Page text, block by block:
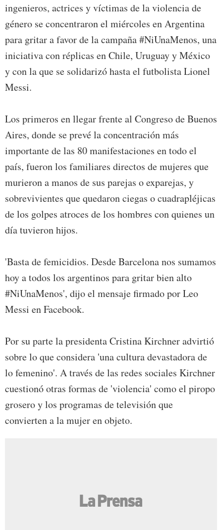
ingenieros, actrices y víctimas de la violencia de
género se concentraron el miércoles en Argentina
para gritar a favor de la campaña #NiUnaMenos, una
iniciativa con réplicas en Chile, Uruguay y México
y con la que se solidarizó hasta el futbolista Lionel
Messi.
Los primeros en llegar frente al Congreso de Buenos
Aires, donde se prevé la concentración más
importante de las 80 manifestaciones en todo el
país, fueron los familiares directos de mujeres que
murieron a manos de sus parejas o exparejas, y
sobrevivientes que quedaron ciegas o cuadrapléjicas
de los golpes atroces de los hombres con quienes un
día tuvieron hijos.
'Basta de femicidios. Desde Barcelona nos sumamos
hoy a todos los argentinos para gritar bien alto
#NiUnaMenos', dijo el mensaje firmado por Leo
Messi en Facebook.
Por su parte la presidenta Cristina Kirchner advirtió
sobre lo que considera 'una cultura devastadora de
lo femenino'. A través de las redes sociales Kirchner
cuestionó otras formas de 'violencia' como el piropo
grosero y los programas de televisión que
convierten a la mujer en objeto.